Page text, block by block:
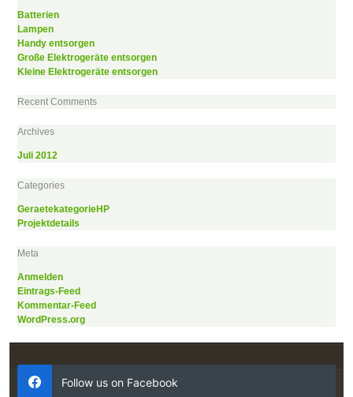
Batterien
Lampen
Handy entsorgen
Große Elektrogeräte entsorgen
Kleine Elektrogeräte entsorgen
Recent Comments
Archives
Juli 2012
Categories
GeraetekategorieHP
Projektdetails
Meta
Anmelden
Eintrags-Feed
Kommentar-Feed
WordPress.org
Follow us on Facebook